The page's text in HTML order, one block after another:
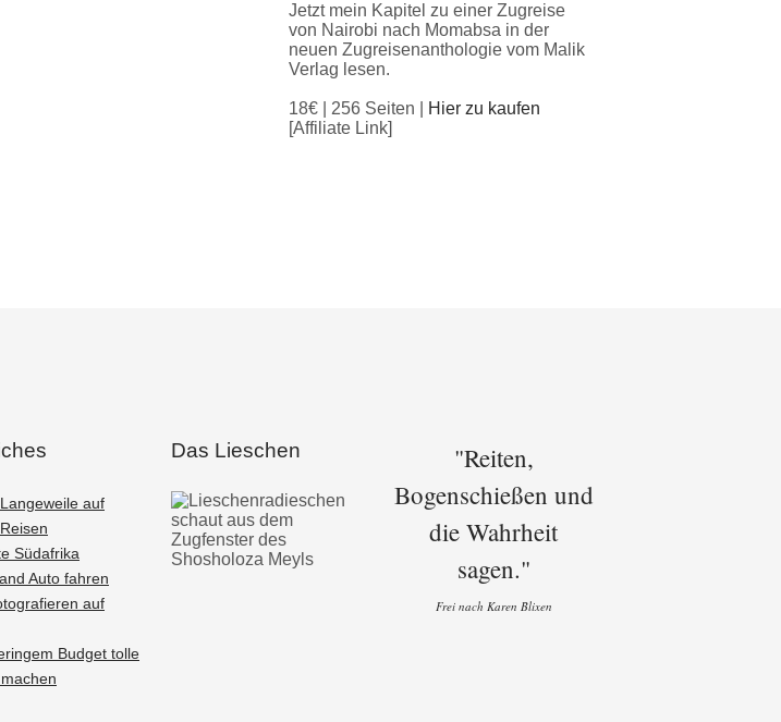
Jetzt mein Kapitel zu einer Zugreise
von Nairobi nach Momabsa in der
neuen Zugreisenanthologie vom Malik
Verlag lesen.
18€ | 256 Seiten |
Hier zu kaufen
[Affiliate Link]
auf
Südafrika
Auto fahren
auf
Budget tolle
Das Lieschen
"Reiten,
Bogenschießen und
die Wahrheit
sagen."
Frei nach Karen Blixen